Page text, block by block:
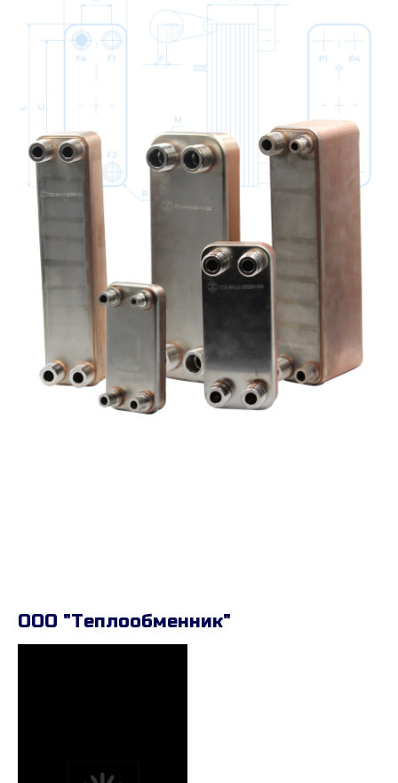
ООО "Теплообменник"